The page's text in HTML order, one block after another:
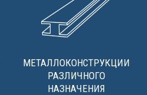
МЕТАЛЛОКОНСТРУКЦИИ
РАЗЛИЧНОГО
НАЗНАЧЕНИЯ